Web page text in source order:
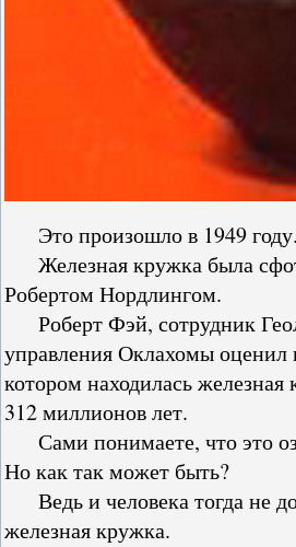
Это произошло в 1949 году.
Железная кружка была
Робертом Нордлингом.
Роберт Фэй, сотрудник
управления Оклахомы оценил
котором находилась
312 миллионов лет.
Сами понимаете, что это
Но как так может быть?
Ведь и человека тогда не
железная кружка.